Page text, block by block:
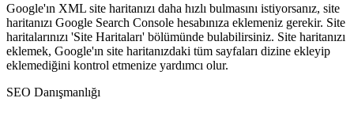
Google'ın XML site haritanızı daha hızlı bulmasını istiyorsanız, site
haritanızı Google Search Console hesabınıza eklemeniz gerekir. Site
haritalarınızı 'Site Haritaları' bölümünde bulabilirsiniz. Site haritanızı
eklemek, Google'ın site haritanızdaki tüm sayfaları dizine ekleyip
eklemediğini kontrol etmenize yardımcı olur.
SEO Danışmanlığı